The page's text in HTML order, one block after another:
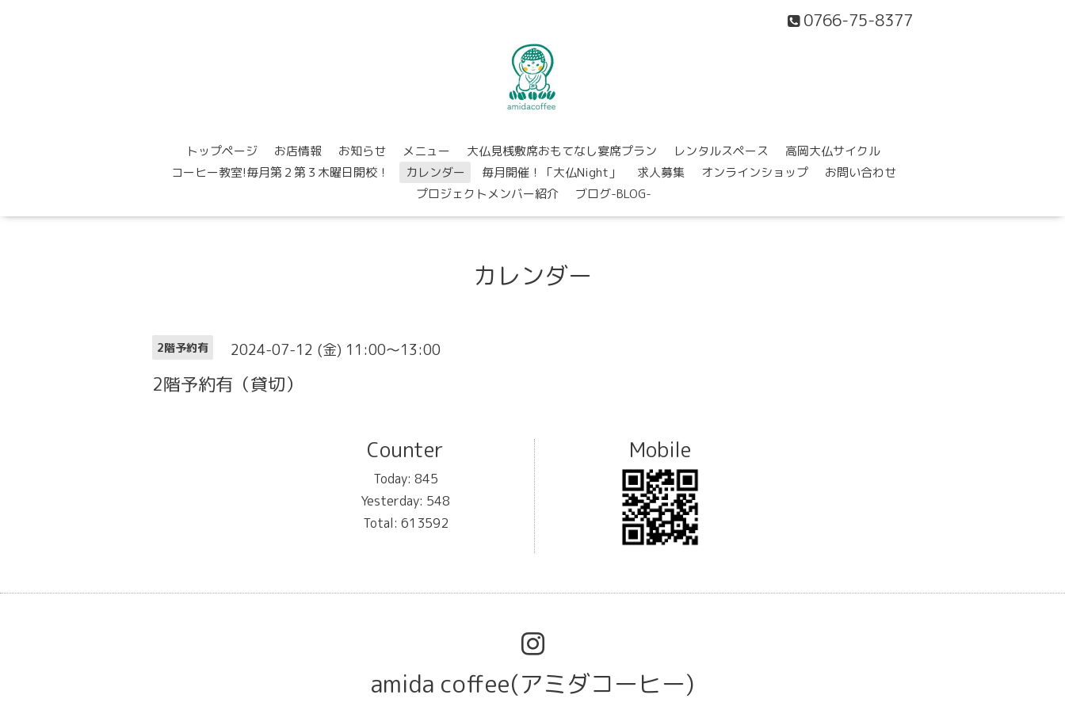
0766-75-8377
トップページ お店情報 お知らせ メニュー 大仏見桟敷席おもてなし宴席プラン レンタルスペース
高岡大仏サイクル
コーヒー教室!毎月第２第３木曜日開校！
カレンダー 毎月開催！「大仏Night」 求人募集 オンラインショップ
お問い合わせ
プロジェクトメンバー紹介
ブログ-BLOG-
カレンダー
2階予約有 2024-07-12 (金) 11:00～13:00
2階予約有（貸切）
Counter
Today: 845
Yesterday: 548
Total: 613592
Mobile
amida coffee(アミダコーヒー)